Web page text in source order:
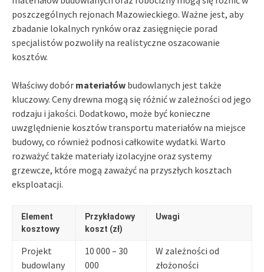
poszczególnych rejonach Mazowieckiego. Ważne jest, aby
zbadanie lokalnych rynków oraz zasięgnięcie porad
specjalistów pozwoliły na realistyczne oszacowanie
kosztów.
Właściwy dobór materiałów budowlanych jest także
kluczowy. Ceny drewna mogą się różnić w zależności od jego
rodzaju i jakości. Dodatkowo, może być konieczne
uwzględnienie kosztów transportu materiałów na miejsce
budowy, co również podnosi całkowite wydatki. Warto
rozważyć także materiały izolacyjne oraz systemy
grzewcze, które mogą zaważyć na przyszłych kosztach
eksploatacji.
Element
kosztowy
Przykładowy
koszt (zł)
Uwagi
Projekt
budowlany
10 000 – 30
000
W zależności od
złożoności